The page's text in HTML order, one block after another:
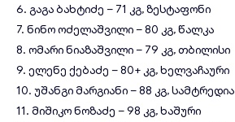
6. გაგა ბახტიძე – 71 კგ, ზესტაფონი
7. ნინო ოძელაშვილი – 80 კგ, წალკა
8. ომარი ნიაზაშვილი – 79 კგ, თბილისი
9. ელენე ქებაძე – 80+ კგ, ხელვაჩაური
10. უშანგი მარგიანი – 88 კგ, სამტრედია
11. მიშიკო ნოზაძე – 98 კგ, ხაშური